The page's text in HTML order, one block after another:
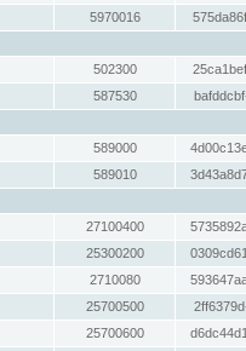
5970016
502300
587530
589000
589010
27100400
25300200
2710080
25700500
25700600